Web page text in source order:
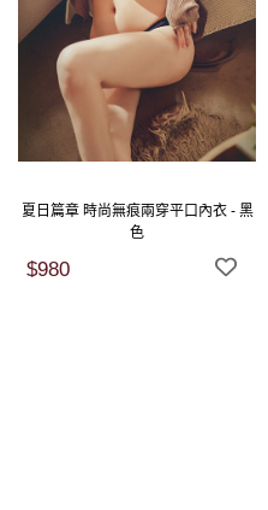
夏日篇章 時尚無痕兩穿平口內衣 - 黑
色
$980